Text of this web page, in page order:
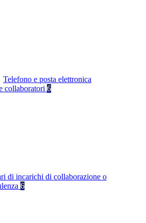
Telefono e posta elettronica
collaboratori 6
di incarichi di collaborazione o
6